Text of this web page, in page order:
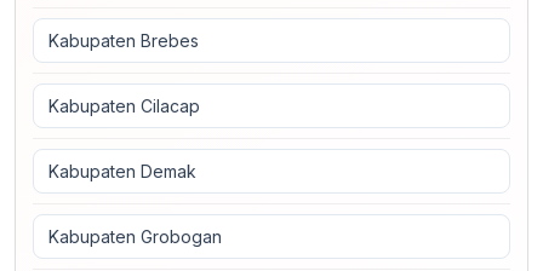
Kabupaten Brebes
Kabupaten Cilacap
Kabupaten Demak
Kabupaten Grobogan